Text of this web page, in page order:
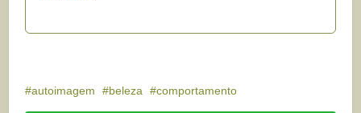
autoimagem beleza comportamento